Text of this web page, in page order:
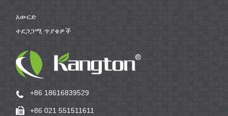
አውርድ
ተደጋጋሚ ጥያቄዎች
+86 18616839529
+86 021 551511611